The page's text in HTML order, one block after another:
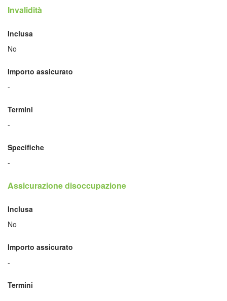
Invalidità
Inclusa
No
Importo assicurato
-
Termini
-
Specifiche
-
Assicurazione disoccupazione
Inclusa
No
Importo assicurato
-
Termini